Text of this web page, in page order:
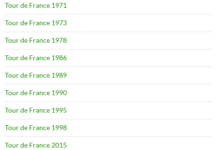
Tour de France 1971
Tour de France 1973
Tour de France 1978
Tour de France 1986
Tour de France 1989
Tour de France 1990
Tour de France 1995
Tour de France 1998
Tour de France 2015